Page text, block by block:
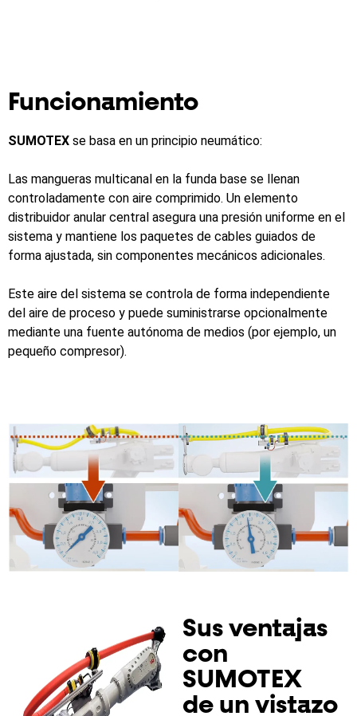
Funcionamiento
SUMOTEX se basa en un principio neumático:
Las mangueras multicanal en la funda base se llenan
controladamente con aire comprimido. Un elemento
distribuidor anular central asegura una presión uniforme en el
sistema y mantiene los paquetes de cables guiados de
forma ajustada, sin componentes mecánicos adicionales.
Este aire del sistema se controla de forma independiente
del aire de proceso y puede suministrarse opcionalmente
mediante una fuente autónoma de medios (por ejemplo, un
pequeño compresor).
Sus ventajas
con
SUMOTEX
de un vistazo